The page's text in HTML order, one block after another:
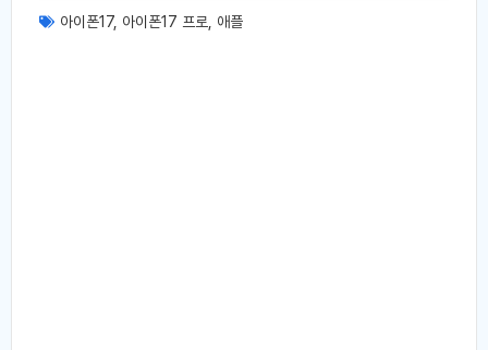
아이폰17, 아이폰17 프로 애플